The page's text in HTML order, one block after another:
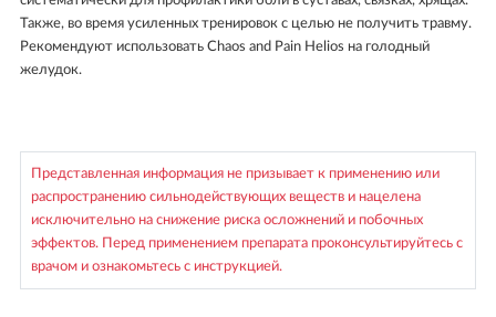
Также, во время усиленных тренировок с целью не получить травму.
Рекомендуют использовать Chaos and Pain Helios на голодный
желудок.
Представленная информация не призывает к применению или
распространению сильнодействующих веществ и нацелена
исключительно на снижение риска осложнений и побочных
эффектов. Перед применением препарата проконсультируйтесь с
врачом и ознакомьтесь с инструкцией.